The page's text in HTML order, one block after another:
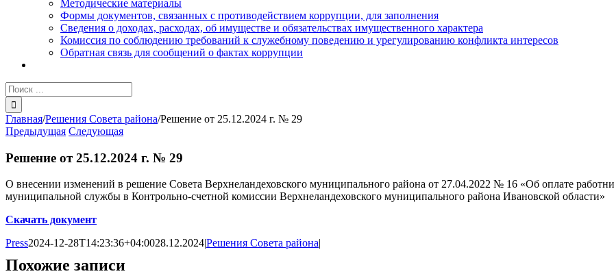
Методические материалы
Формы документов, связанных с противодействием коррупции, для заполнения
Сведения о доходах, расходах, об имуществе и обязательствах имущественного характера
Комиссия по соблюдению требований к служебному поведению и урегулированию конфликта интересов
Обратная связь для сообщений о фактах коррупции
Результат
поиска:
Главная/Решения Совета района/Решение от 25.12.2024 г. № 29
Предыдущая Следующая
Решение от 25.12.2024 г. № 29
О внесении изменений в решение Совета Верхнеландеховского муниципального района от 27.04.2022 № 16 «Об оплате
муниципальной службы в Контрольно-счетной комиссии Верхнеландеховского муниципального района Ивановской области»
Скачать документ
Press2024-12-28T14:23:36+04:0028.12.2024|Решения Совета района|
Похожие записи